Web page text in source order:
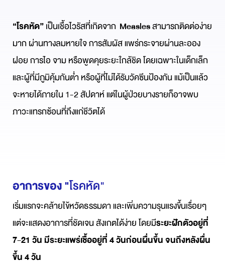
“โรคหัด”เป็นเชื้อไวรัสที่เกิดจาก Measlesสามารถติดต่อง่าย
มาก ผ่านทางลมหายใจ การสัมผัส แพร่กระจายผ่านละออง
ฝอย การไอ จาม หรือพูดคุยระยะใกล้ชิด โดยเฉพาะในเด็กเล็ก
และผู้ที่มีภูมิคุ้มกันต่ำ หรือผู้ที่ไม่ได้รับวัคซีนป้องกัน แม้เป็นแล้ว
จะหายได้ภายใน 1-2 สัปดาห์ แต่ในผู้ป่วยบางรายก็อาจพบ
ภาวะแทรกซ้อนที่ถึงแก่ชีวิตได้
อาการของ"โรคหัด"
เริ่มแรกจะคล้ายไข้หวัดธรรมดา และเพิ่มความรุนแรงขึ้นเรื่อยๆ
แต่จะแสดงอาการที่ชัดเจน สังเกตได้ง่าย โดยมีระยะฝักตัวอยู่ที่
7-21 วัน มีระยะแพร่เชื้ออยู่ที่4วันก่อนผื่นขึ้นจนถึงหลังผื่น
ขึ้น4วัน